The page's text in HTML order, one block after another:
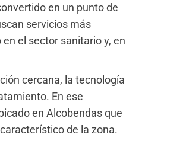
en un punto de
servicios más
el sector sanitario y, en
cercana, la tecnología
En ese
en Alcobendas que
de la zona.